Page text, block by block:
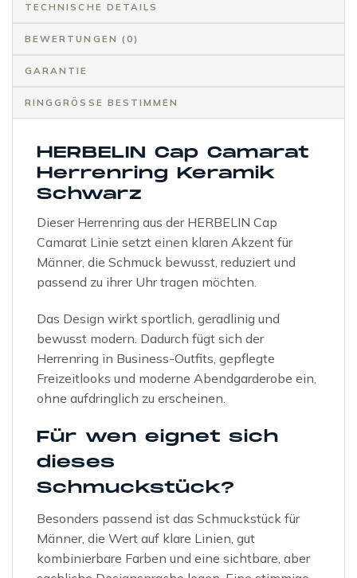
TECHNISCHE DETAILS
BEWERTUNGEN (0)
GARANTIE
RINGGRÖSSE BESTIMMEN
HERBELIN Cap Camarat
Herrenring Keramik
Schwarz
Dieser Herrenring aus der HERBELIN Cap
Camarat Linie setzt einen klaren Akzent für
Männer, die Schmuck bewusst, reduziert und
passend zu ihrer Uhr tragen möchten.
Das Design wirkt sportlich, geradlinig und
bewusst modern. Dadurch fügt sich der
Herrenring in Business-Outfits, gepflegte
Freizeitlooks und moderne Abendgarderobe ein,
ohne aufdringlich zu erscheinen.
Für wen eignet sich
dieses
Schmuckstück?
Besonders passend ist das Schmuckstück für
Männer, die Wert auf klare Linien, gut
kombinierbare Farben und eine sichtbare, aber